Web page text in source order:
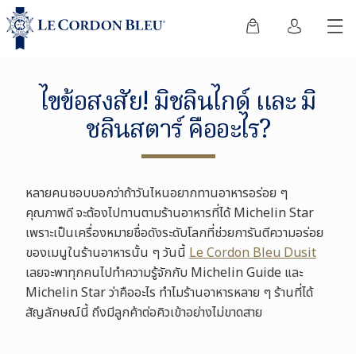
ไขข้อสงสัย! มิชลินไกด์ และ มิ
ชลินสตาร์ คืออะไร?
หลายคนชอบบอกว่าถ้าวันไหนอยากทานอาหารอร่อย ๆ
คุณภาพดี จะต้องไปทานตามร้านอาหารที่ได้ Michelin Star
เพราะเป็นเครื่องหมายชื่อดังระดับโลกที่ช่วยการันตีความอร่อย
ของเมนูในร้านอาหารนั้น ๆ วันนี้ Le Cordon Bleu Dusit
เลยจะพาทุกคนไปทำความรู้จักกับ Michelin Guide และ
Michelin Star ว่าคืออะไร ทำไมร้านอาหารหลาย ๆ ร้านที่ได้
สัญลักษณ์นี้ ถึงมีลูกค้าต่อคิวเข้าอย่างไม่ขาดสาย